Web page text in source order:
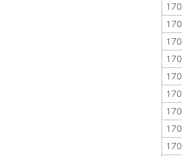
170
170
170
170
170
170
170
170
170